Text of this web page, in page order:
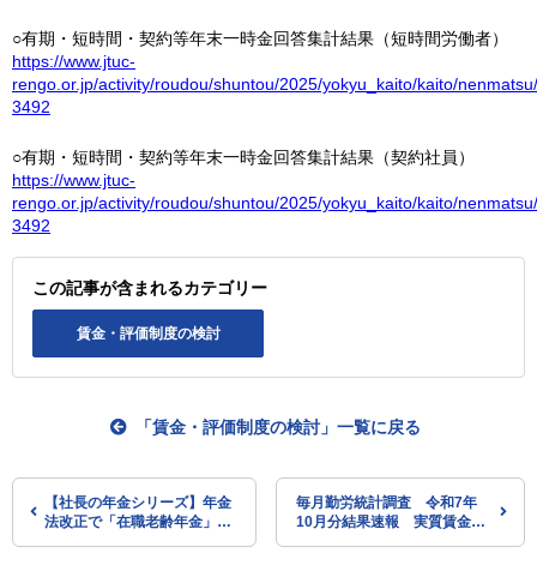
○有期・短時間・契約等年末一時金回答集計結果（短時間労働者）
https://www.jtuc-
rengo.or.jp/activity/roudou/shuntou/2025/yokyu_kaito/kaito/
3492
○有期・短時間・契約等年末一時金回答集計結果（契約社員）
https://www.jtuc-
rengo.or.jp/activity/roudou/shuntou/2025/yokyu_kaito/kaito/
3492
この記事が含まれるカテゴリー
賃金・評価制度の検討
【社長の年金シリーズ】年金
法改正で「在職老齢年金」が
「賃金・評価制度の検討」一覧に戻る
毎月勤労統計調査 令和7年
10月分結果速報 実質賃金